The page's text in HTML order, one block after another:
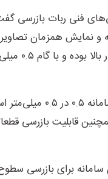
فنی ربات بازرسی
بر ثانیه و نمایش همزمان
تشخیص